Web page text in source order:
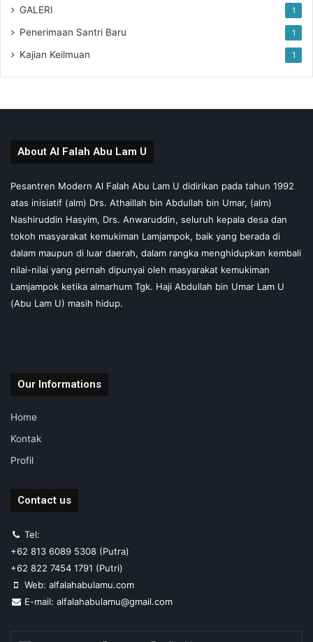
GALERI 1
Penerimaan Santri Baru 1
Kajian Keilmuan 1
About Al Falah Abu Lam U
Pesantren Modern Al Falah Abu Lam U didirikan pada tahun 1992
atas inisiatif (alm) Drs. Athaillah bin Abdullah bin Umar, (alm)
Nashiruddin Hasyim, Drs. Anwaruddin, seluruh kepala desa dan
tokoh masyarakat kemukiman Lamjampok, baik yang berada di
dalam maupun di luar daerah, dalam rangka menghidupkan kembali
nilai-nilai yang pernah dipunyai oleh masyarakat kemukiman
Lamjampok ketika almarhum Tgk. Haji Abdullah bin Umar Lam U
(Abu Lam U) masih hidup.
Our Informations
Home
Kontak
Profil
Contact us
Tel:
+62 813 6089 5308 (Putra)
+62 822 7454 1791 (Putri)
Web: alfalahabulamu.com
E-mail: alfalahabulamu@gmail.com